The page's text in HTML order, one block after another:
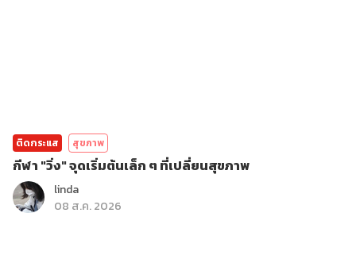
ติดกระแส สุขภาพ
กีฬา "วิ่ง" จุดเริ่มต้นเล็ก ๆ ที่เปลี่ยนสุขภาพ
linda
08 ส.ค. 2026